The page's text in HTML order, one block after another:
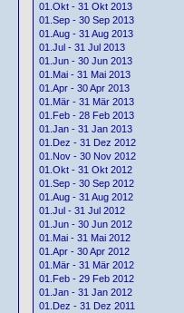
01.Okt - 31 Okt 2013
01.Sep - 30 Sep 2013
01.Aug - 31 Aug 2013
01.Jul - 31 Jul 2013
01.Jun - 30 Jun 2013
01.Mai - 31 Mai 2013
01.Apr - 30 Apr 2013
01.Mär - 31 Mär 2013
01.Feb - 28 Feb 2013
01.Jan - 31 Jan 2013
01.Dez - 31 Dez 2012
01.Nov - 30 Nov 2012
01.Okt - 31 Okt 2012
01.Sep - 30 Sep 2012
01.Aug - 31 Aug 2012
01.Jul - 31 Jul 2012
01.Jun - 30 Jun 2012
01.Mai - 31 Mai 2012
01.Apr - 30 Apr 2012
01.Mär - 31 Mär 2012
01.Feb - 29 Feb 2012
01.Jan - 31 Jan 2012
01.Dez - 31 Dez 2011